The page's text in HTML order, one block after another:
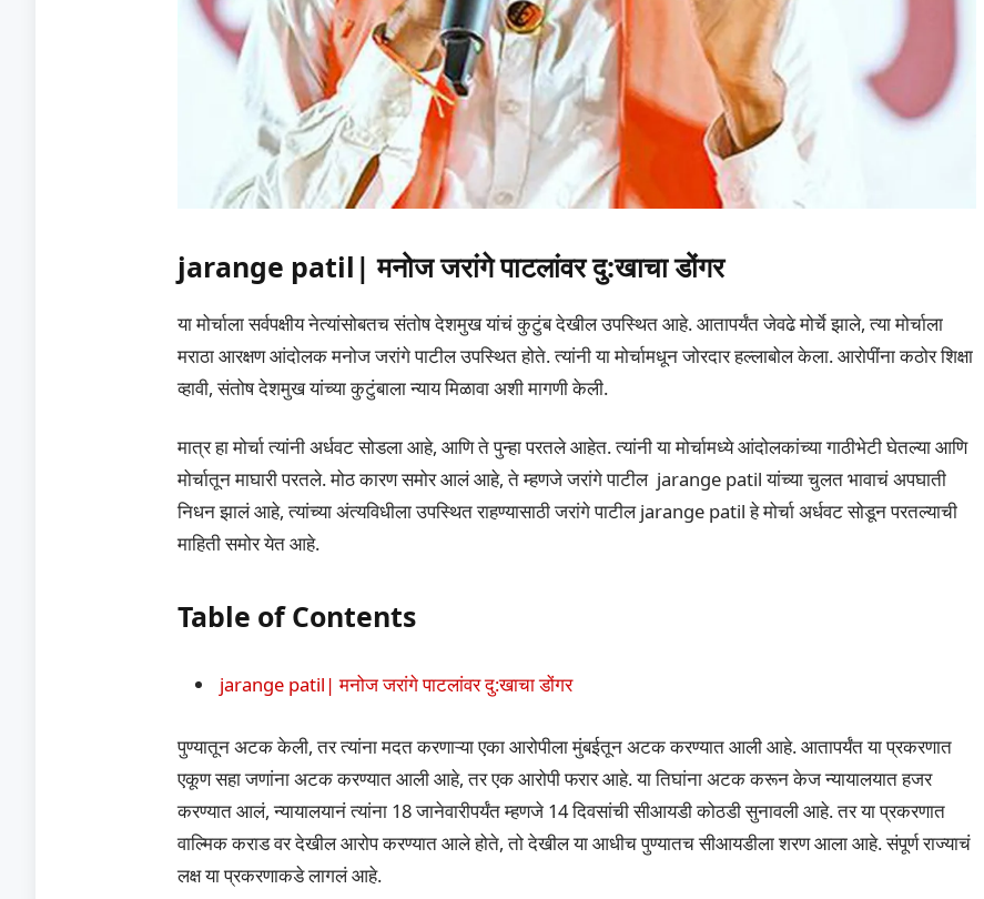
jarange patil| मनोज जरांगे पाटलांवर दु:खाचा डोंगर
या मोर्चाला सर्वपक्षीय नेत्यांसोबतच संतोष देशमुख यांचं कुटुंब देखील उपस्थित आहे. आतापर्यंत जेवढे मोर्चे झाले, त्या मोर्चाला
मराठा आरक्षण आंदोलक मनोज जरांगे पाटील उपस्थित होते. त्यांनी या मोर्चामधून जोरदार हल्लाबोल केला. आरोपींना कठोर शिक्षा
व्हावी, संतोष देशमुख यांच्या कुटुंबाला न्याय मिळावा अशी मागणी केली.
मात्र हा मोर्चा त्यांनी अर्धवट सोडला आहे, आणि ते पुन्हा परतले आहेत. त्यांनी या मोर्चामध्ये आंदोलकांच्या गाठीभेटी घेतल्या आणि
मोर्चातून माघारी परतले. मोठ कारण समोर आलं आहे, ते म्हणजे जरांगे पाटील jarange patil यांच्या चुलत भावाचं अपघाती
निधन झालं आहे, त्यांच्या अंत्यविधीला उपस्थित राहण्यासाठी जरांगे पाटील jarange patil हे मोर्चा अर्धवट सोडून परतल्याची
माहिती समोर येत आहे.
Table of Contents
jarange patil| मनोज जरांगे पाटलांवर दु:खाचा डोंगर
पुण्यातून अटक केली, तर त्यांना मदत करणाऱ्या एका आरोपीला मुंबईतून अटक करण्यात आली आहे. आतापर्यंत या प्रकरणात
एकूण सहा जणांना अटक करण्यात आली आहे, तर एक आरोपी फरार आहे. या तिघांना अटक करून केज न्यायालयात हजर
करण्यात आलं, न्यायालयानं त्यांना 18 जानेवारीपर्यंत म्हणजे 14 दिवसांची सीआयडी कोठडी सुनावली आहे. तर या प्रकरणात
वाल्मिक कराड वर देखील आरोप करण्यात आले होते, तो देखील या आधीच पुण्यातच सीआयडीला शरण आला आहे. संपूर्ण राज्याचं
लक्ष या प्रकरणाकडे लागलं आहे.